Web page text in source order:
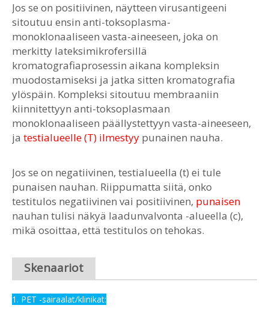
Jos se on positiivinen, näytteen virusantigeeni
sitoutuu ensin anti-toksoplasma-
monoklonaaliseen vasta-aineeseen, joka on
merkitty lateksimikrofersillä
kromatografiaprosessin aikana kompleksin
muodostamiseksi ja jatka sitten kromatografia
ylöspäin. Kompleksi sitoutuu membraaniin
kiinnitettyyn anti-toksoplasmaan
monoklonaaliseen päällystettyyn vasta-aineeseen,
ja testialueelle (T) ilmestyy punainen nauha.
Jos se on negatiivinen, testialueella (t) ei tule
punaisen nauhan. Riippumatta siitä, onko
testitulos negatiivinen vai positiivinen, punaisen
nauhan tulisi näkyä laadunvalvonta -alueella (c),
mikä osoittaa, että testitulos on tehokas.
Skenaariot
1. PET -sairaalat/klinikat: